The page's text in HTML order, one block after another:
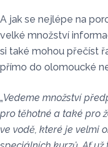
A jak se nejlépe na
velké množství
si také mohou přečíst
přímo do olomoucké
„Vedeme množství
pro těhotné a také pro
ve vodě, které je velmi